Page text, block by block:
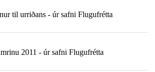
til urriðans - úr safni Flugufrétta
2011 - úr safni Flugufrétta